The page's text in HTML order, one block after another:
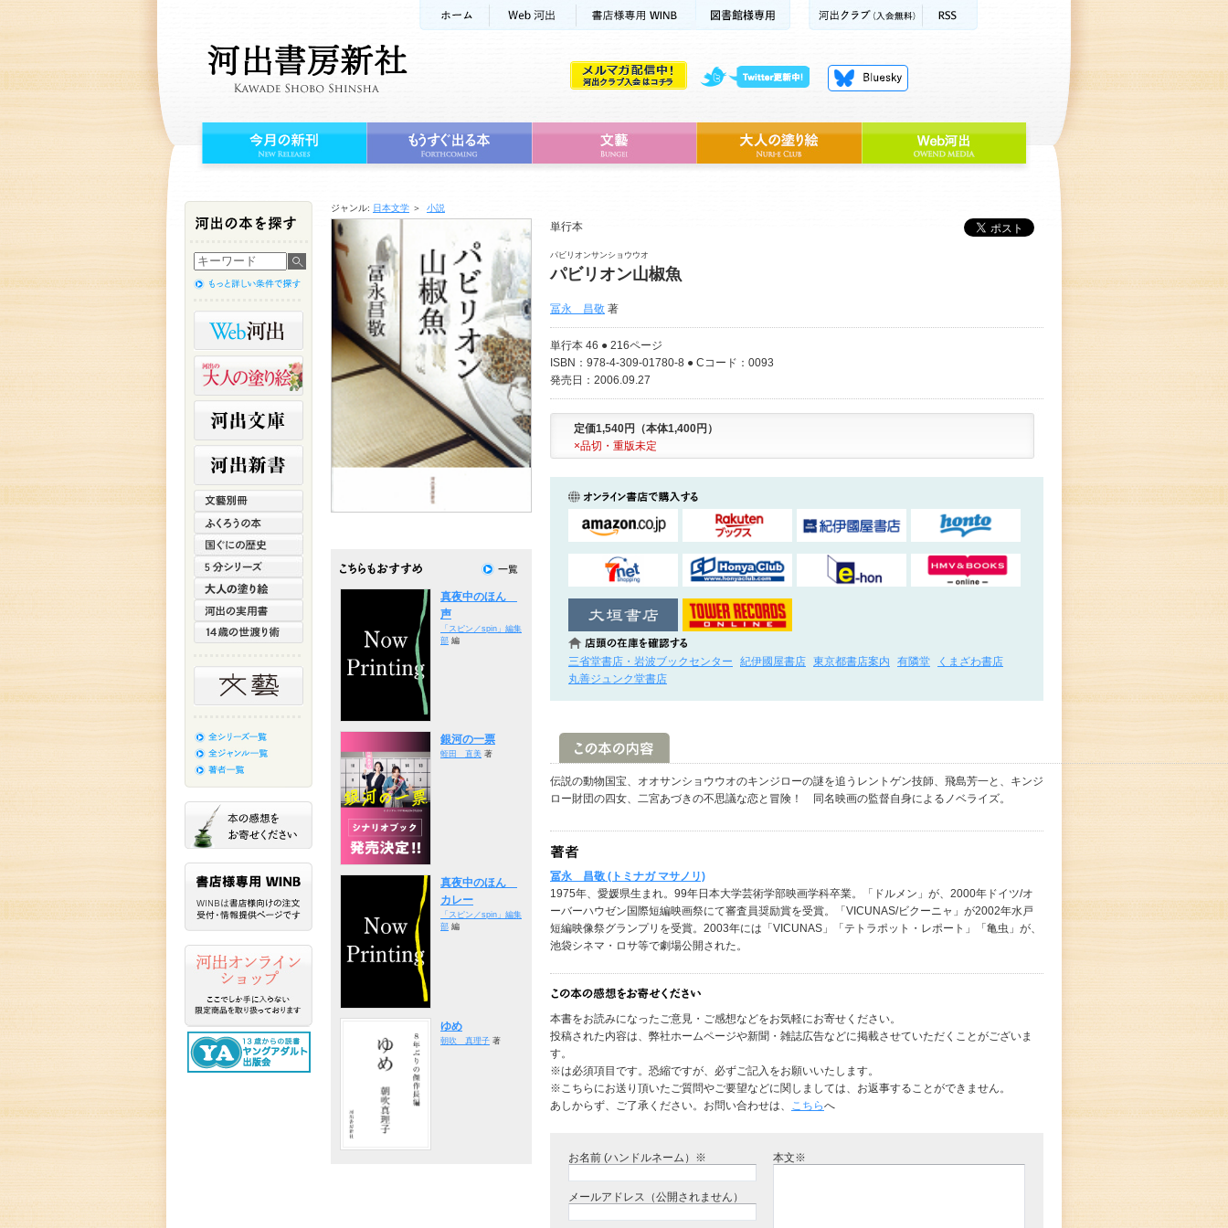
ジャンル: 日本文学 ＞ 小説
単行本
パビリオンサンショウウオ
パビリオン山椒魚
冨永 昌敬 著
単行本 46 ● 216ページ
ISBN：978-4-309-01780-8 ● Cコード：0093
発売日：2006.09.27
定価1,540円（本体1,400円）
×品切・重版未定
三省堂書店・岩波ブックセンター 紀伊國屋書店 東京都書店案内 有隣堂
くまざわ書店
丸善ジュンク堂書店
伝説の動物国宝、オオサンショウウオのキンジローの謎を追うレントゲン技師、飛島芳一と、キンジ
ロー財団の四女、二宮あづきの不思議な恋と冒険！ 同名映画の監督自身によるノベライズ。
冨永 昌敬 (トミナガ マサノリ)
1975年、愛媛県生まれ。99年日本大学芸術学部映画学科卒業。「ドルメン」が、2000年ドイツ/オ
ーバーハウゼン国際短編映画祭にて審査員奨励賞を受賞。「VICUNAS/ビクーニャ」が2002年水戸
短編映像祭グランプリを受賞。2003年には「VICUNAS」「テトラポット・レポート」「亀虫」が、
池袋シネマ・ロサ等で劇場公開された。
本書をお読みになったご意見・ご感想などをお気軽にお寄せください。
投稿された内容は、弊社ホームページや新聞・雑誌広告などに掲載させていただくことがございま
す。
※は必須項目です。恐縮ですが、必ずご記入をお願いいたします。
※こちらにお送り頂いたご質問やご要望などに関しましては、お返事することができません。
あしからず、ご了承ください。お問い合わせは、 こちらへ
お名前 (ハンドルネーム）※
メールアドレス（公開されません）
本文※
真夜中のほん
声
「スピン／spin」編集
部 編
銀河の一票
蛭田 直美 著
真夜中のほん
カレー
「スピン／spin」編集
部 編
ゆめ
朝吹 真理子 著